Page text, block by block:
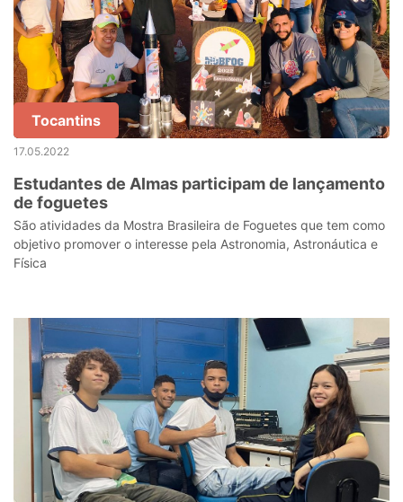
Tocantins
17.05.2022
Estudantes de Almas participam de lançamento
de foguetes
São atividades da Mostra Brasileira de Foguetes que tem como
objetivo promover o interesse pela Astronomia, Astronáutica e
Física